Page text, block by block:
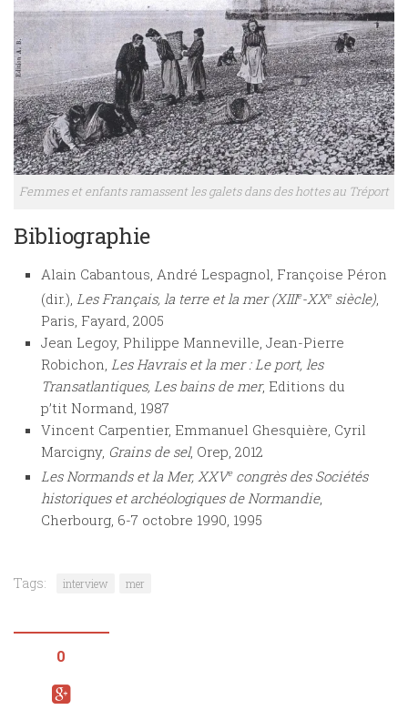
Femmes et enfants ramassent les galets dans des hottes au Tréport
Bibliographie
Alain Cabantous, André Lespagnol, Françoise Péron
(dir.), Les Français, la terre et la mer (XIIIe-XXesiècle)
Paris, Fayard, 2005
Jean Legoy, Philippe Manneville, Jean-Pierre
Robichon, Les Havrais et la mer : Le port, les
Transatlantiques, Les bains de mer, Editions du
p’tit Normand, 1987
Vincent Carpentier, Emmanuel Ghesquière, Cyril
Marcigny, Grains de sel, Orep, 2012
Les Normands et la Mer, XXVecongrès des Sociétés
historiques et archéologiques de Normandie,
Cherbourg, 6-7 octobre 1990, 1995
Tags: interview mer
0